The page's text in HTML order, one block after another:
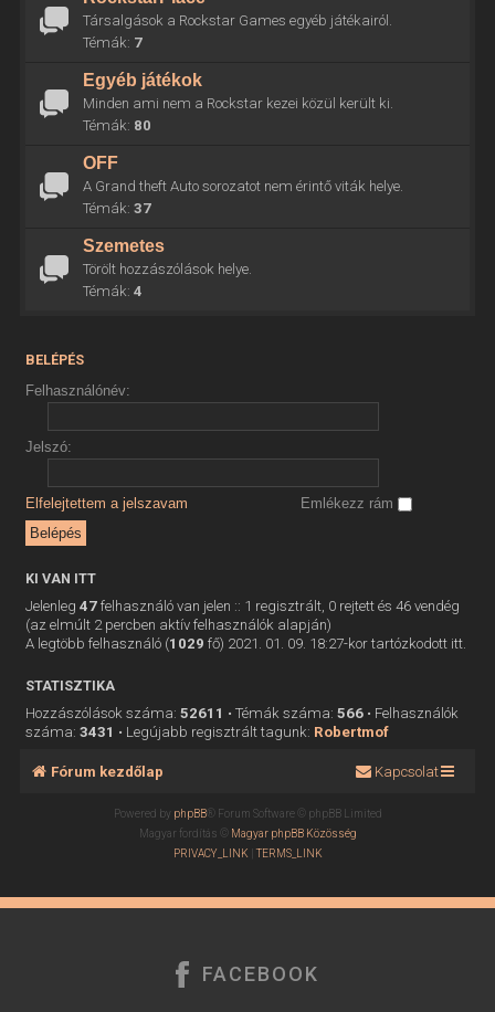
Társalgások a Rockstar Games egyéb játékairól.
Témák: 7
Egyéb játékok
Minden ami nem a Rockstar kezei közül került ki.
Témák: 80
OFF
A Grand theft Auto sorozatot nem érintő viták helye.
Témák: 37
Szemetes
Törölt hozzászólások helye.
Témák: 4
BELÉPÉS
Felhasználónév:
Jelszó:
Elfelejtettem a jelszavam Emlékezz rám
KI VAN ITT
Jelenleg 47felhasználó van jelen :: 1 regisztrált, 0 rejtett és 46 vendég
(az elmúlt 2 percben aktív felhasználók alapján)
A legtöbb felhasználó (1029 fő) 2021. 01. 09. 18:27-kor tartózkodott itt.
STATISZTIKA
Hozzászólások száma: 52611 • Témák száma: 566• Felhasználók
száma: 3431 • Legújabb regisztrált tagunk: Robertmof
Fórum kezdőlap Kapcsolat
Powered by phpBB® Forum Software © phpBB Limited
Magyar fordítás © Magyar phpBB Közösség
PRIVACY_LINK |TERMS_LINK
FACEBOOK